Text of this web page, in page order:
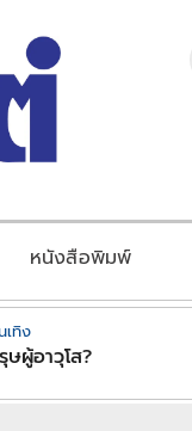
หนังสือพิมพ์
ทิง
ผู้อาวุโส?